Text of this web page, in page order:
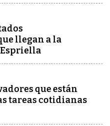
llegan a la
Espriella
que están
tareas cotidianas